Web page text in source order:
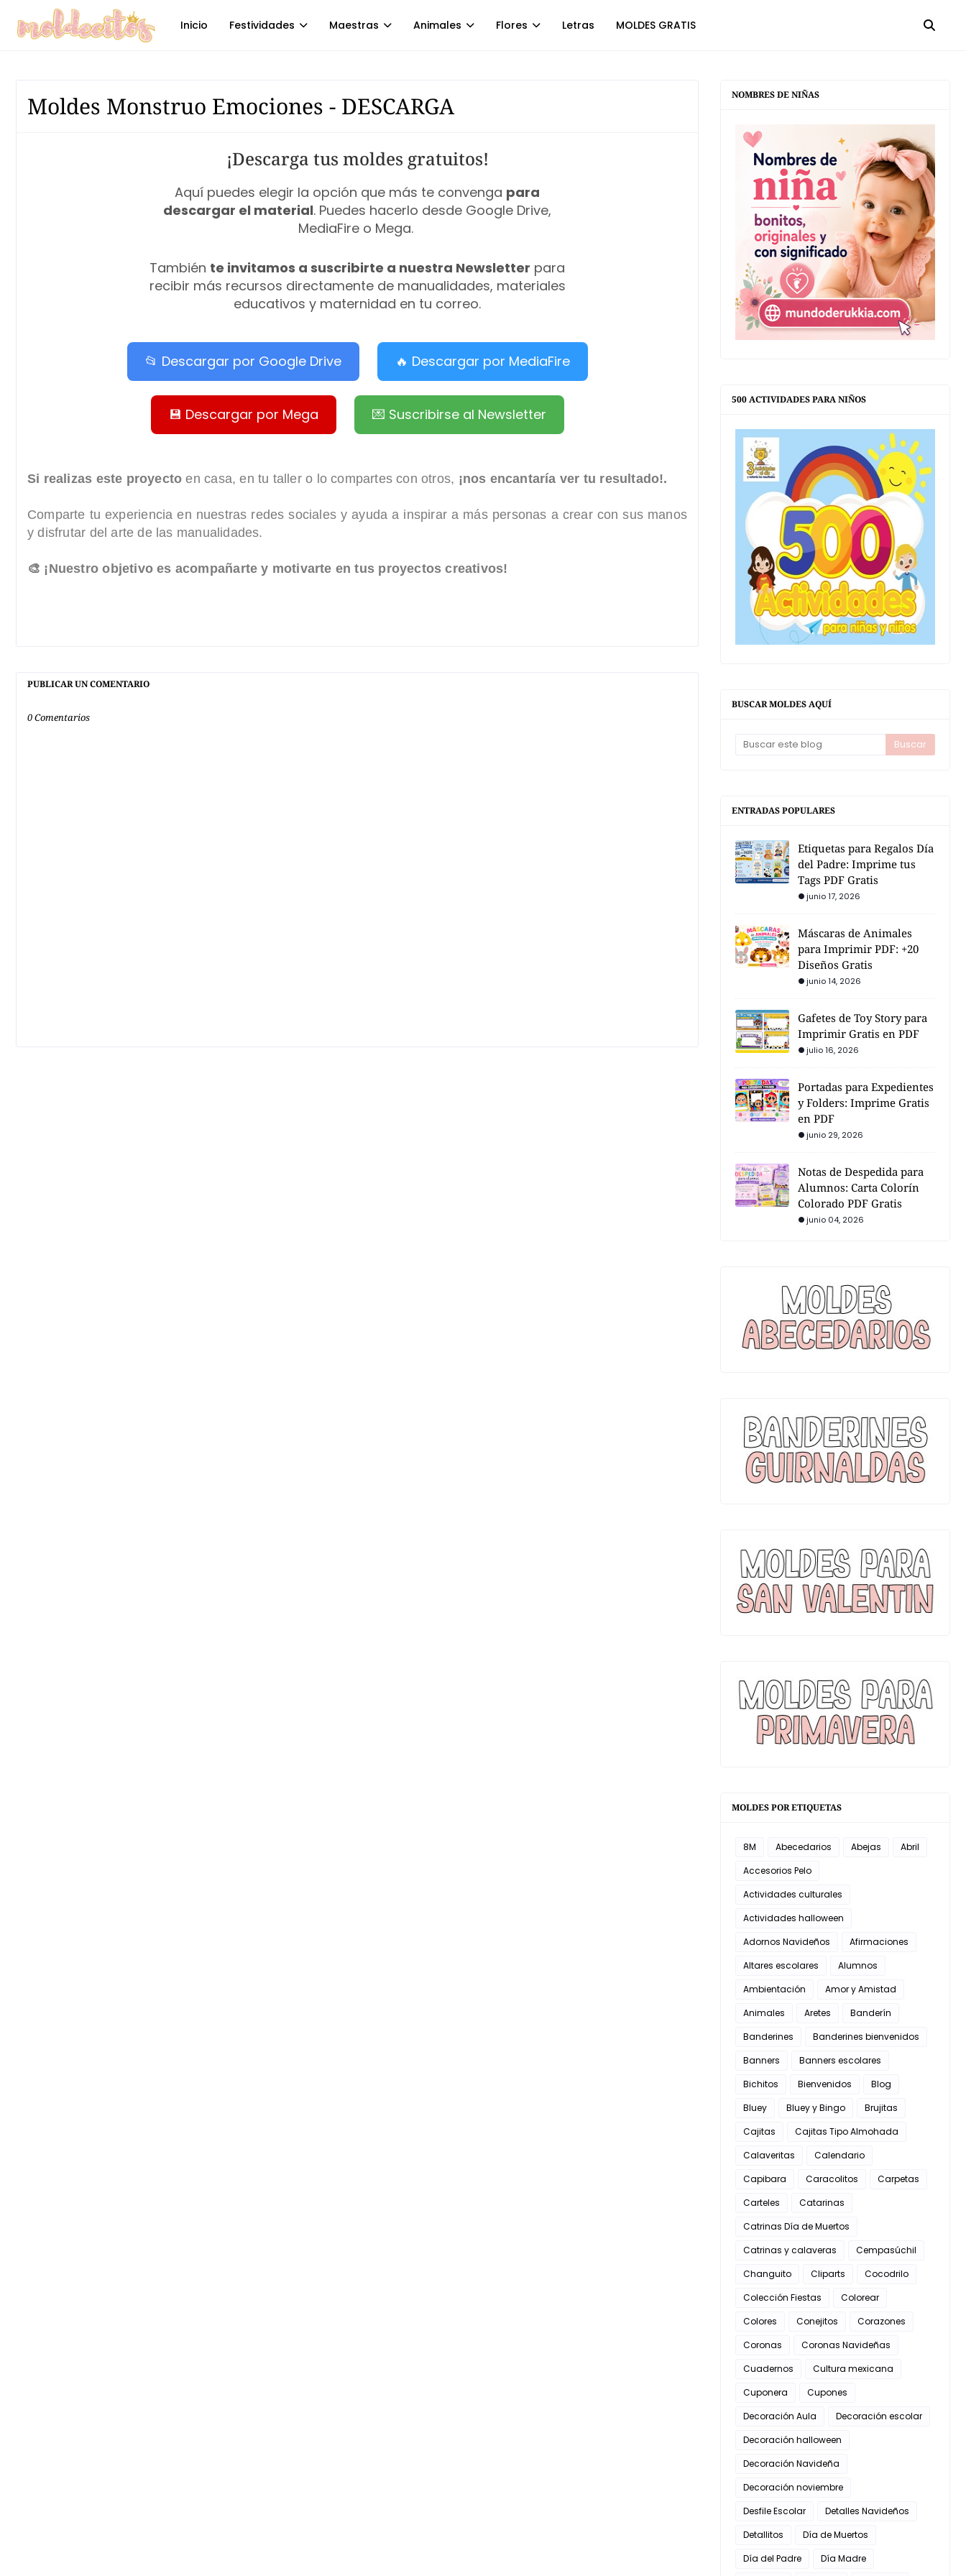
Inicio Festividades Maestras Animales Flores Letras MOLDES GRATIS
Moldes Monstruo Emociones - DESCARGA
¡Descarga tus moldes gratuitos!
Aquí puedes elegir la opción que más te convenga para
descargar el material. Puedes hacerlo desde Google Drive,
MediaFire o Mega.
También te invitamos a suscribirte a nuestra Newsletter para
recibir más recursos directamente de manualidades, materiales
educativos y maternidad en tu correo.
📂 Descargar por Google Drive 🔥 Descargar por MediaFire
💾 Descargar por Mega 💌 Suscribirse al Newsletter
Si realizas este proyectoen casa, en tu taller o lo compartes con otros, ¡nos encantaría ver tu resultado!.
Comparte tu experiencia en nuestras redes sociales y ayuda a inspirar a más personas a crear con sus manos
y disfrutar del arte de las manualidades.
🎨 ¡Nuestro objetivo es acompañarte y motivarte en tus proyectos creativos!
PUBLICAR UN COMENTARIO
0 Comentarios
NOMBRES DE NIÑAS
500 ACTIVIDADES PARA NIÑOS
BUSCAR MOLDES AQUÍ
ENTRADAS POPULARES
Etiquetas para Regalos Día
del Padre: Imprime tus
Tags PDF Gratis
junio 17, 2026
Máscaras de Animales
para Imprimir PDF: +20
Diseños Gratis
junio 14, 2026
Gafetes de Toy Story para
Imprimir Gratis en PDF
julio 16, 2026
Portadas para Expedientes
y Folders: Imprime Gratis
en PDF
junio 29, 2026
Notas de Despedida para
Alumnos: Carta Colorín
Colorado PDF Gratis
junio 04, 2026
MOLDES POR ETIQUETAS
8M Abecedarios Abejas
Abril
Accesorios Pelo
Actividades culturales
Actividades halloween
Adornos Navideños
Afirmaciones
Altares escolares
Alumnos
Ambientación
Amor y Amistad
Animales
Aretes
Banderín
Banderines
Banderines bienvenidos
Banners
Banners escolares
Bichitos
Bienvenidos
Blog
Bluey
Bluey y Bingo
Brujitas
Cajitas
Cajitas Tipo Almohada
Calaveritas
Calendario
Capibara
Caracolitos
Carpetas
Carteles
Catarinas
Catrinas Día de Muertos
Catrinas y calaveras
Cempasúchil
Changuito
Cliparts
Cocodrilo
Colección Fiestas
Colorear
Colores
Conejitos
Corazones
Coronas
Coronas Navideñas
Cuadernos
Cultura mexicana
Cuponera
Cupones
Decoración Aula
Decoración escolar
Decoración halloween
Decoración Navideña
Decoración noviembre
Desfile Escolar
Detalles Navideños
Detallitos
Día de Muertos
Día del Padre
Día Madre